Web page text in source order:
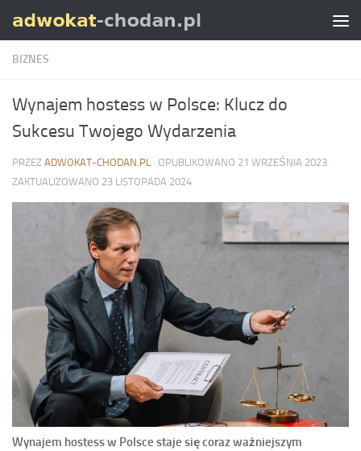
Skip to content
BIZNES
Wynajem hostess w Polsce: Klucz do
Sukcesu Twojego Wydarzenia
PRZEZ ADWOKAT-CHODAN.PL · OPUBLIKOWANO 21 WRZEŚNIA 2023 ·
ZAKTUALIZOWANO 23 LISTOPADA 2024
Wynajem hostess w Polsce staje się coraz ważniejszym